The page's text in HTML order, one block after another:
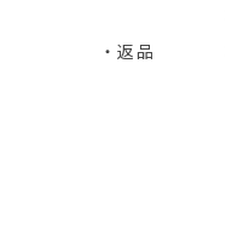
・返品